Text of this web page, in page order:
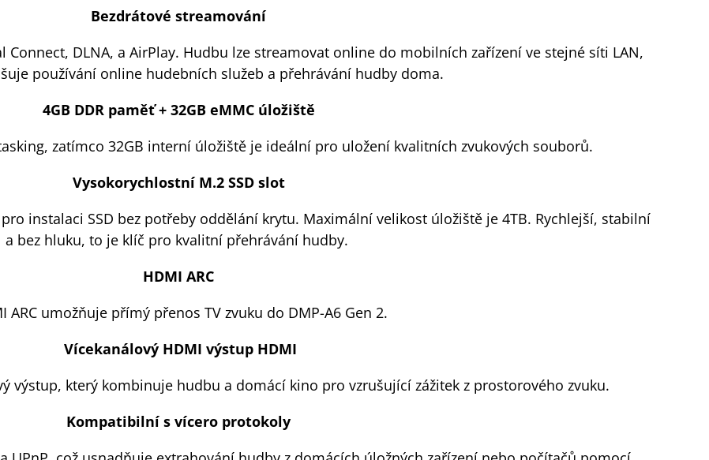
Bezdrátové streamování
Connect, DLNA, a AirPlay. Hudbu lze streamovat online do mobilních zařízení ve stejné síti LAN,
používání online hudebních služeb a přehrávání hudby doma.
4GB DDR paměť + 32GB eMMC úložiště
zatímco 32GB interní úložiště je ideální pro uložení kvalitních zvukových souborů.
Vysokorychlostní M.2 SSD slot
instalaci SSD bez potřeby oddělání krytu. Maximální velikost úložiště je 4TB. Rychlejší, stabilní
a bez hluku, to je klíč pro kvalitní přehrávání hudby.
HDMI ARC
ARC umožňuje přímý přenos TV zvuku do DMP-A6 Gen 2.
Vícekanálový HDMI výstup HDMI
výstup, který kombinuje hudbu a domácí kino pro vzrušující zážitek z prostorového zvuku.
Kompatibilní s vícero protokoly